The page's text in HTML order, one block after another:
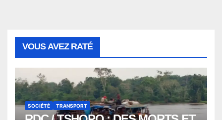
VOUS AVEZ RATÉ
SOCIÉTÉ TRANSPORT